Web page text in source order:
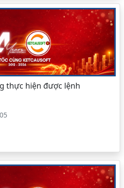
thực hiện được lệnh